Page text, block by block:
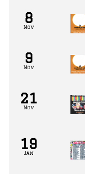
8
Nov
9
Nov
21
Nov
19
Jan